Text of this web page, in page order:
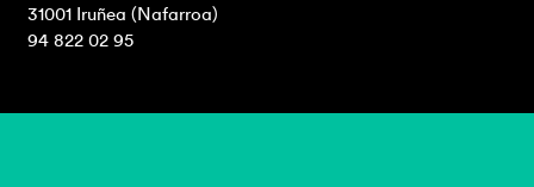
31001 Iruñea (Nafarroa)
94 822 02 95